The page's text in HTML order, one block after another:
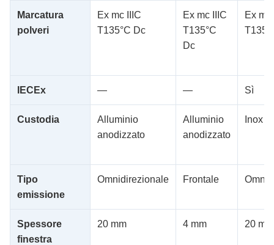
Marcatura
polveri
Ex mc IIIC
T135°C Dc
Ex mc IIIC
T135°C
Dc
Ex
IECEx — — Sì
Custodia
Alluminio
anodizzato
Alluminio
anodizzato
Inox
Tipo
emissione
Omnidirezionale Frontale
Spessore
finestra
20 mm 4 mm 20 mm